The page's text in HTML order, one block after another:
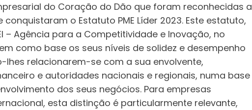
do Coração do Dão que foram reconhecidas a
o Estatuto PME Líder 2023. Este estatuto,
– Agência para a Competitividade e Inovação, no
como base os seus níveis de solidez e desempenho
relacionarem-se com a sua envolvente,
e autoridades nacionais e regionais, numa base
dos seus negócios. Para empresas
esta distinção é particularmente relevante,